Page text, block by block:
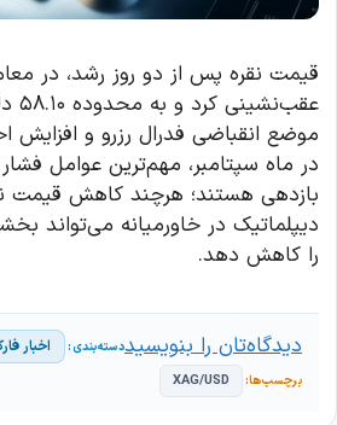
قیمت نقره پس از دو روز رشد، در
موضع انقباضی فدرال رزرو و افزایش
در ماه سپتامبر، مهم‌ترین عوامل
بازدهی هستند؛ هرچند کاهش قیمت
دیپلماتیک در خاورمیانه می‌تواند
را کاهش دهد.
اخبار
XAG/USD
دیدگاه‌تان را بنویسید